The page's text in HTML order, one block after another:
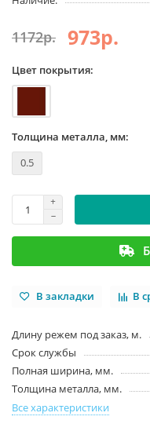
1172р. 973р.
Цвет покрытия:
Толщина металла, мм:
0.5
В закладки В
Длину режем под заказ, м.
Срок службы
Полная ширина, мм.
Толщина металла, мм.
Все характеристики